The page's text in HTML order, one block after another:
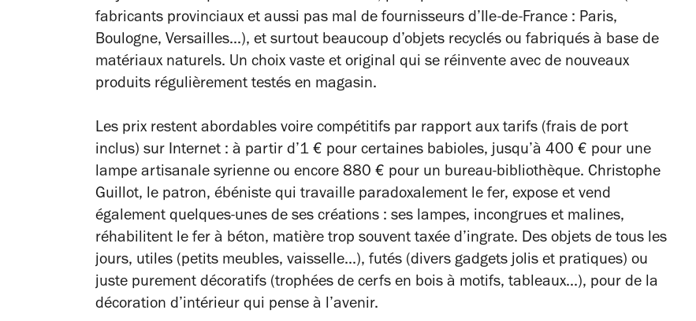
fabricants provinciaux et aussi pas mal de fournisseurs d’Ile-de-France : Paris,
Boulogne, Versailles...), et surtout beaucoup d’objets recyclés ou fabriqués à base de
matériaux naturels. Un choix vaste et original qui se réinvente avec de nouveaux
produits régulièrement testés en magasin.
Les prix restent abordables voire compétitifs par rapport aux tarifs (frais de port
inclus) sur Internet : à partir d’1 € pour certaines babioles, jusqu’à 400 € pour une
lampe artisanale syrienne ou encore 880 € pour un bureau-bibliothèque. Christophe
Guillot, le patron, ébéniste qui travaille paradoxalement le fer, expose et vend
également quelques-unes de ses créations : ses lampes, incongrues et malines,
réhabilitent le fer à béton, matière trop souvent taxée d’ingrate. Des objets de tous les
jours, utiles (petits meubles, vaisselle...), futés (divers gadgets jolis et pratiques) ou
juste purement décoratifs (trophées de cerfs en bois à motifs, tableaux...), pour de la
décoration d’intérieur qui pense à l’avenir.